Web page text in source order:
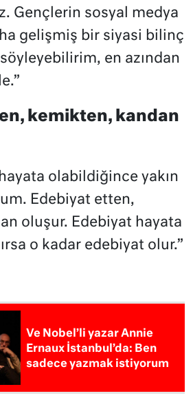
Gençlerin sosyal medya
gelişmiş bir siyasi bilinç
en azından
kemikten, kandan
hayata olabildiğince yakın
Edebiyat etten,
oluşur. Edebiyat hayata
o kadar edebiyat olur.”
Ve Nobel’li yazar Annie
Ernaux İstanbul’da: Ben
sadece yazmak istiyorum